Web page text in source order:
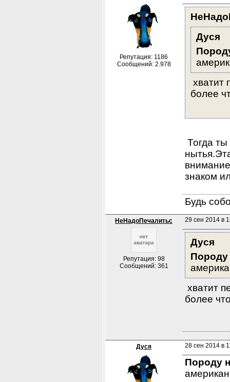
Репутация: 1186
Сообщений: 2.978
Дуся
хватит
более
Тогда
знаком
Будь
НеНадоПечалитьс
Репутация: 98
Сообщений: 361
29 сен 2014 в
Дуся
Породу
хватит
более
Дуся 28 сен 2014 в
Породу